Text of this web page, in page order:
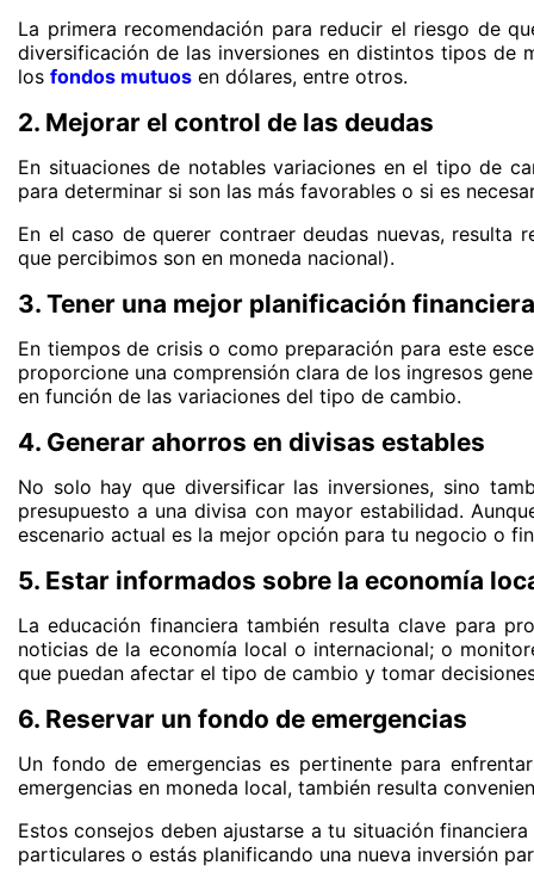
La primera recomendación para reducir el riesgo de
diversificación de las inversiones en distintos tipos de
los fondos mutuos en dólares, entre otros.
2. Mejorar el control de las deudas
En situaciones de notables variaciones en el tipo de
para determinar si son las más favorables o si es
En el caso de querer contraer deudas nuevas, resulta
que percibimos son en moneda nacional).
3. Tener una mejor planificación financiera
En tiempos de crisis o como preparación para este
proporcione una comprensión clara de los ingresos
en función de las variaciones del tipo de cambio.
4. Generar ahorros en divisas estables
No solo hay que diversificar las inversiones, sino
presupuesto a una divisa con mayor estabilidad.
escenario actual es la mejor opción para tu negocio o
5. Estar informados sobre la economía
La educación financiera también resulta clave para
noticias de la economía local o internacional; o
que puedan afectar el tipo de cambio y tomar
6. Reservar un fondo de emergencias
Un fondo de emergencias es pertinente para
emergencias en moneda local, también resulta
Estos consejos deben ajustarse a tu situación
particulares o estás planificando una nueva inversión